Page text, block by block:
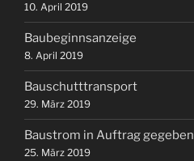
10. April 2019
Baubeginnsanzeige
8. April 2019
Bauschutttransport
29. März 2019
Baustrom in Auftrag gegeben
25. März 2019